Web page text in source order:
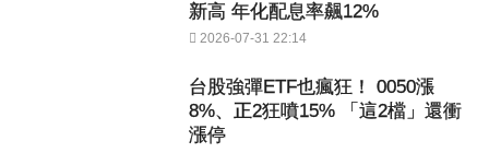
新高 年化配息率飆12%
2026-07-31 22:14
台股強彈ETF也瘋狂！ 0050漲
8%、正2狂噴15% 「這2檔」還衝
漲停